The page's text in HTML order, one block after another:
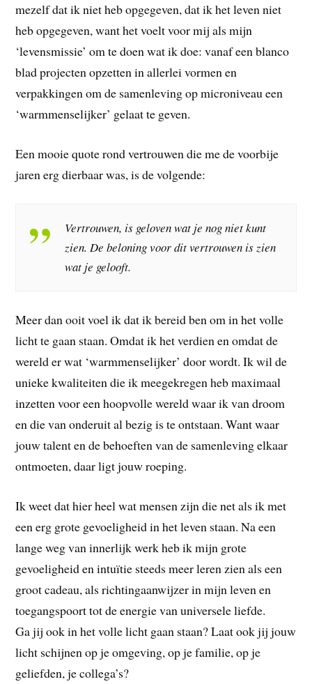
mezelf dat ik niet heb opgegeven, dat ik het leven niet
heb opgegeven, want het voelt voor mij als mijn
‘levensmissie’ om te doen wat ik doe: vanaf een blanco
blad projecten opzetten in allerlei vormen en
verpakkingen om de samenleving op microniveau een
‘warmmenselijker’ gelaat te geven.
Een mooie quote rond vertrouwen die me de voorbije
jaren erg dierbaar was, is de volgende:
Vertrouwen, is geloven wat je nog niet kunt
zien. De beloning voor dit vertrouwen is zien
wat je gelooft.
Meer dan ooit voel ik dat ik bereid ben om in het volle
licht te gaan staan. Omdat ik het verdien en omdat de
wereld er wat ‘warmmenselijker’ door wordt. Ik wil de
unieke kwaliteiten die ik meegekregen heb maximaal
inzetten voor een hoopvolle wereld waar ik van droom
en die van onderuit al bezig is te ontstaan. Want waar
jouw talent en de behoeften van de samenleving elkaar
ontmoeten, daar ligt jouw roeping.
Ik weet dat hier heel wat mensen zijn die net als ik met
een erg grote gevoeligheid in het leven staan. Na een
lange weg van innerlijk werk heb ik mijn grote
gevoeligheid en intuïtie steeds meer leren zien als een
groot cadeau, als richtingaanwijzer in mijn leven en
toegangspoort tot de energie van universele liefde.
Ga jij ook in het volle licht gaan staan? Laat ook jij jouw
licht schijnen op je omgeving, op je familie, op je
geliefden, je collega’s?